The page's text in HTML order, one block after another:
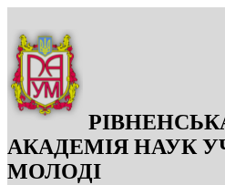
АКАДЕМІЯ НАУК
МОЛОДІ